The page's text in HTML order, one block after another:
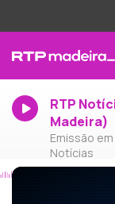
RTP
Madeira)
Emissão
Notícias